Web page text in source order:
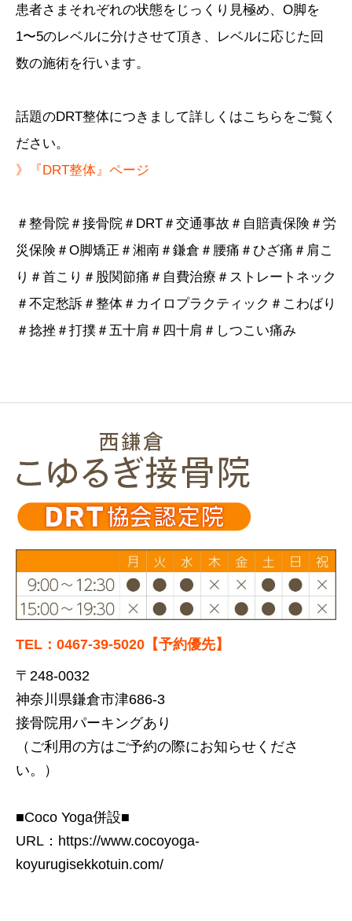
患者さまそれぞれの状態をじっくり見極め、O脚を
1〜5のレベルに分けさせて頂き、レベルに応じた回
数の施術を行います。
話題のDRT整体につきまして詳しくはこちらをご覧く
ださい。
》『DRT整体』ページ
＃整骨院＃接骨院＃DRT＃交通事故＃自賠責保険＃労
災保険＃О脚矯正＃湘南＃鎌倉＃腰痛＃ひざ痛＃肩こ
り＃首こり＃股関節痛＃自費治療＃ストレートネック
＃不定愁訴＃整体＃カイロプラクティック＃こわばり
＃捻挫＃打撲＃五十肩＃四十肩＃しつこい痛み
TEL：0467-39-5020【予約優先】
〒248-0032
神奈川県鎌倉市津686-3
接骨院用パーキングあり
（ご利用の方はご予約の際にお知らせくださ
い。）
■Coco Yoga併設■
URL： https://www.cocoyoga-
koyurugisekkotuin.com/